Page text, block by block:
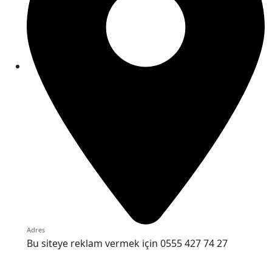
Adres
Bu siteye reklam vermek için 0555 427 74 27